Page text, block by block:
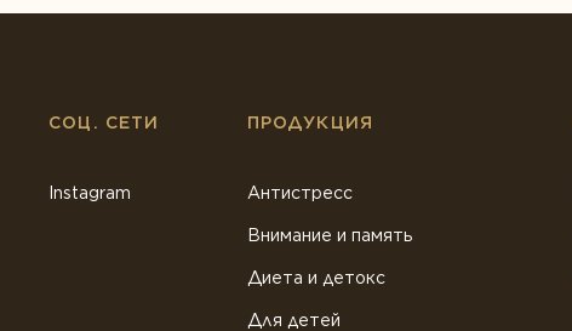
СОЦ. СЕТИ
Instagram
ПРОДУКЦИЯ
Антистресс
Внимание и память
Диета и детокс
Для детей